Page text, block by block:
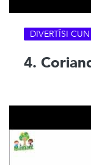
DIVERTÎSI
4.